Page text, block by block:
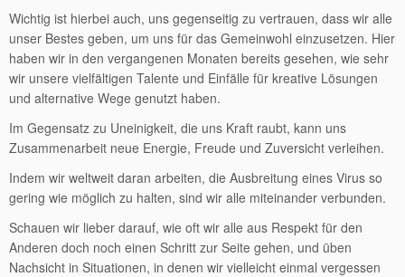
Wichtig ist hierbei auch, uns gegenseitig zu vertrauen, dass wir alle
unser Bestes geben, um uns für das Gemeinwohl einzusetzen. Hier
haben wir in den vergangenen Monaten bereits gesehen, wie sehr
wir unsere vielfältigen Talente und Einfälle für kreative Lösungen
und alternative Wege genutzt haben.
Im Gegensatz zu Uneinigkeit, die uns Kraft raubt, kann uns
Zusammenarbeit neue Energie, Freude und Zuversicht verleihen.
Indem wir weltweit daran arbeiten, die Ausbreitung eines Virus so
gering wie möglich zu halten, sind wir alle miteinander verbunden.
Schauen wir lieber darauf, wie oft wir alle aus Respekt für den
Anderen doch noch einen Schritt zur Seite gehen, und üben
Nachsicht in Situationen, in denen wir vielleicht einmal vergessen